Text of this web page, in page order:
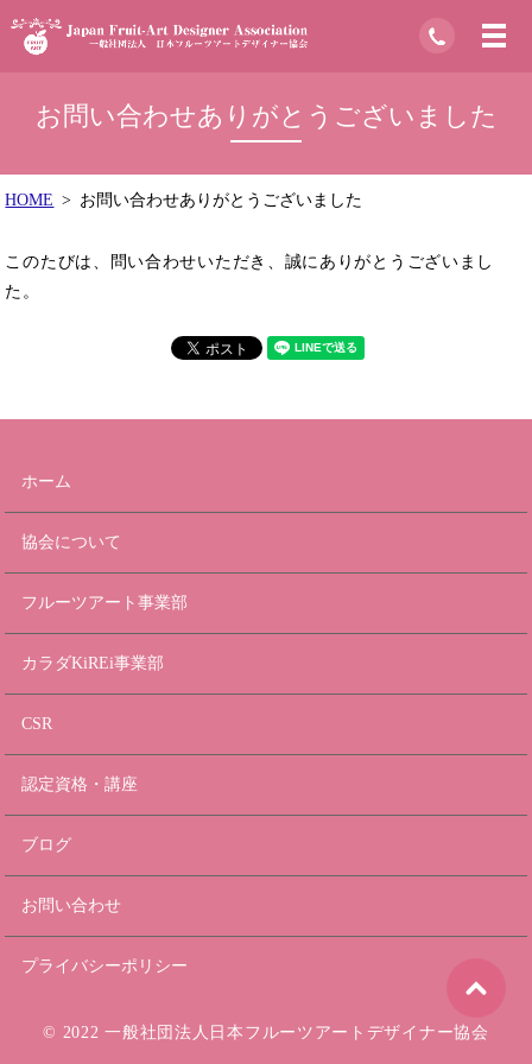
お問い合わせありがとうございました
HOME お問い合わせありがとうございました
このたびは、問い合わせいただき、誠にありがとうございまし
た。
ホーム
協会について
フルーツアート事業部
カラダKiREi事業部
CSR
認定資格・講座
ブログ
お問い合わせ
プライバシーポリシー
© 2022 一般社団法人日本フルーツアートデザイナー協会